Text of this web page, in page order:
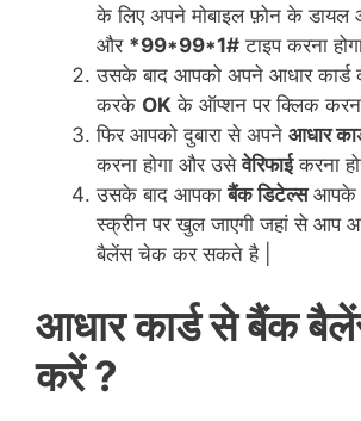
के लिए अपने मोबाइल फ़ोन के डायल
और *99*99*1# टाइप करना होगा
उसके बाद आपको अपने आधार कार्ड
करके OK के ऑप्शन पर क्लिक करना
फिर आपको दुबारा से अपने आधार
करना होगा और उसेवेरिफाईकरना
उसके बाद आपकाबैंक डिटेल्सआपके
स्क्रीन पर खुल जाएगी जहां से आप
बैलेंस चेक कर सकते है |
आधार कार्ड से बैंक
करें ?